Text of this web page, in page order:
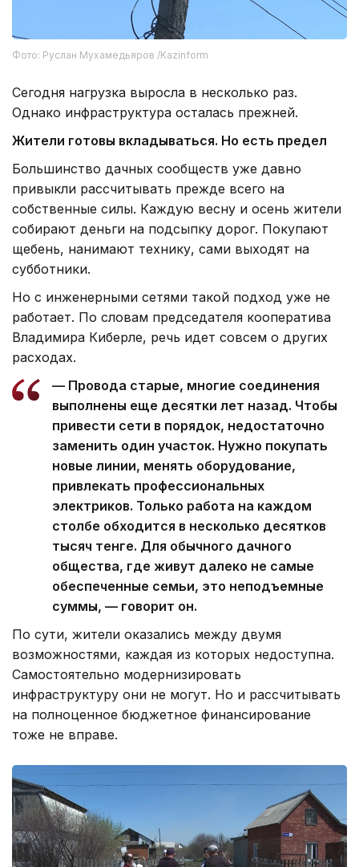
Фото: Руслан Мухамедьяров /Kazinform
Сегодня нагрузка выросла в несколько раз.
Однако инфраструктура осталась прежней.
Жители готовы вкладываться. Но есть предел
Большинство дачных сообществ уже давно
привыкли рассчитывать прежде всего на
собственные силы. Каждую весну и осень жители
собирают деньги на подсыпку дорог. Покупают
щебень, нанимают технику, сами выходят на
субботники.
Но с инженерными сетями такой подход уже не
работает. По словам председателя кооператива
Владимира Киберле, речь идет совсем о других
расходах.
— Провода старые, многие соединения
выполнены еще десятки лет назад. Чтобы
привести сети в порядок, недостаточно
заменить один участок. Нужно покупать
новые линии, менять оборудование,
привлекать профессиональных
электриков. Только работа на каждом
столбе обходится в несколько десятков
тысяч тенге. Для обычного дачного
общества, где живут далеко не самые
обеспеченные семьи, это неподъемные
суммы, — говорит он.
По сути, жители оказались между двумя
возможностями, каждая из которых недоступна.
Самостоятельно модернизировать
инфраструктуру они не могут. Но и рассчитывать
на полноценное бюджетное финансирование
тоже не вправе.